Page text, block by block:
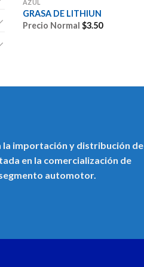
AZUL
GRASA DE LITHIUN
Precio Normal $3.50
la importación y distribución de
en la comercialización de
automotor.